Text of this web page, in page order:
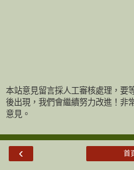
本站意見留言採人工審核處理，要
後出現，我們會繼續努力改進！非
意見。
‹ 首